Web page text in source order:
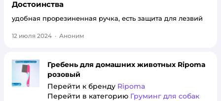
Достоинства
удобная прорезиненная ручка, есть защита для лезвий
12 июля 2024 · Аноним
Гребень для домашних животных Ripoma
розовый
Перейти к бренду Ripoma
Перейти в категорию Груминг для собак